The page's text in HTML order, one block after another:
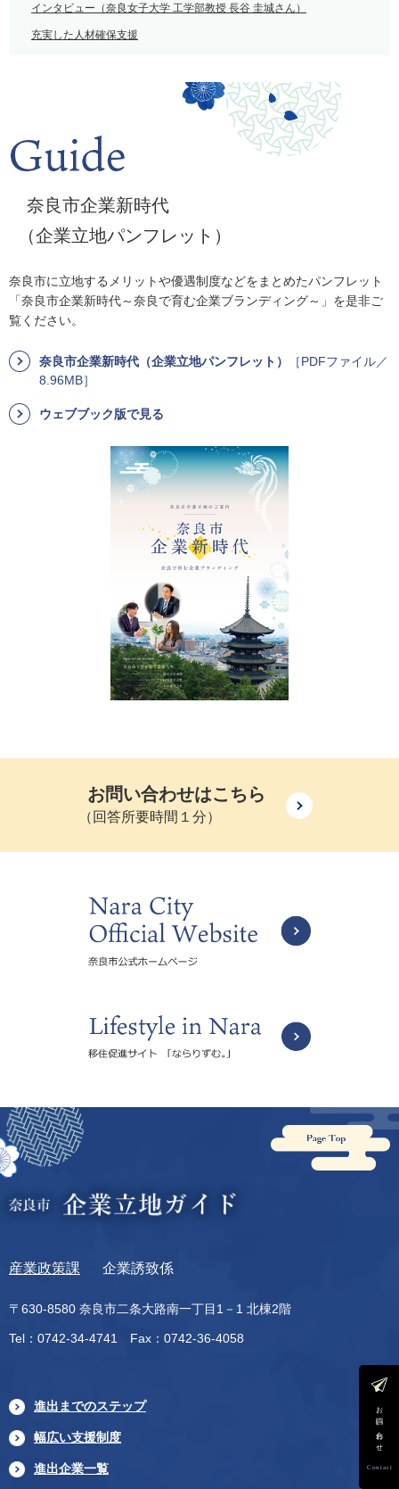
お問い合わせ
Contact
インタビュー（奈良女子大学 工学部教授 長谷 圭城さん）
充実した人材確保支援
奈良市企業新時代
（企業立地パンフレット）
奈良市に立地するメリットや優遇制度などをまとめたパンフレット
「奈良市企業新時代～奈良で育む企業ブランディング～」を是非ご
覧ください。
奈良市企業新時代（企業立地パンフレット）
［PDFファイル／
8.96MB］
ウェブブック版で見る
お問い合わせはこちら
（回答所要時間１分）
産業政策課 企業誘致係
〒630-8580 奈良市二条大路南一丁目1－1 北棟2階
Tel：0742-34-4741 Fax：0742-36-4058
進出までのステップ
幅広い支援制度
進出企業一覧